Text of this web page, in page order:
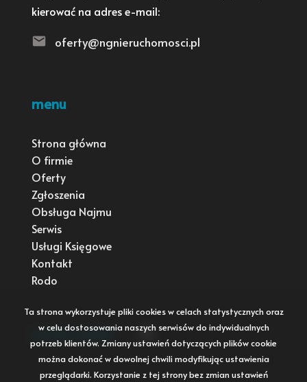
kierować na adres e-mail:
oferty@ngnieruchomosci.pl
menu
Strona główna
O firmie
Oferty
Zgłoszenia
Obsługa Najmu
Serwis
Usługi Księgowe
Kontakt
Rodo
social media Facebook
Ta strona wykorzystuje pliki cookies w celach statystycznych oraz
w celu dostosowania naszych serwisów do indywidualnych
potrzeb klientów. Zmiany ustawień dotyczących plików cookie
można dokonać w dowolnej chwili modyfikując ustawienia
przeglądarki. Korzystanie z tej strony bez zmian ustawień